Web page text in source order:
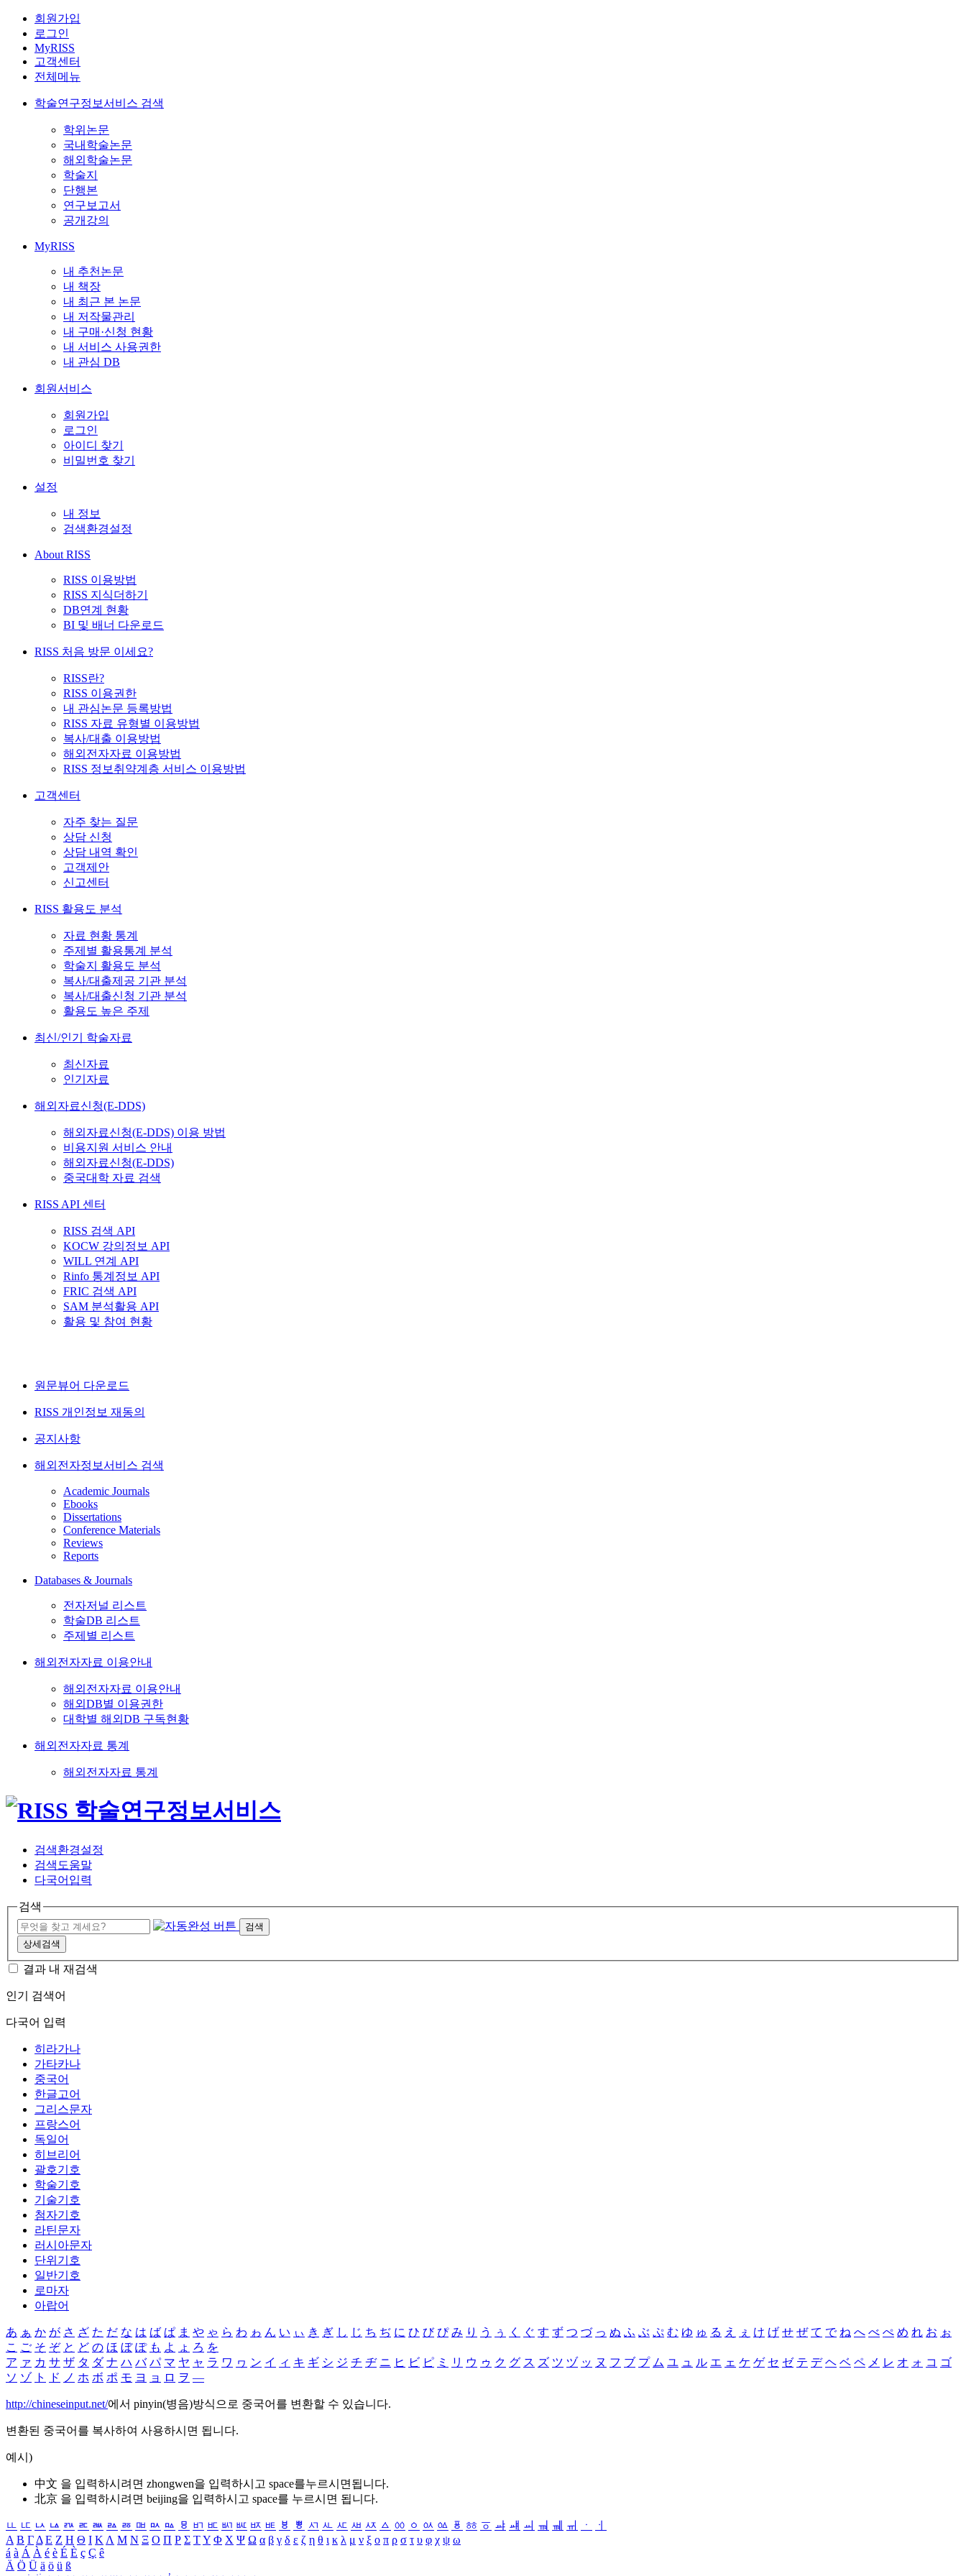
회원가입
로그인
MyRISS
고객센터
전체메뉴
학술연구정보서비스 검색
학위논문
국내학술논문
해외학술논문
학술지
단행본
연구보고서
공개강의
MyRISS
내 추천논문
내 책장
내 최근 본 논문
내 저작물관리
내 구매·신청 현황
내 서비스 사용권한
내 관심 DB
회원서비스
회원가입
로그인
아이디 찾기
비밀번호 찾기
설정
내 정보
검색환경설정
About RISS
RISS 이용방법
RISS 지식더하기
DB연계 현황
BI 및 배너 다운로드
RISS 처음 방문 이세요?
RISS란?
RISS 이용권한
내 관심논문 등록방법
RISS 자료 유형별 이용방법
복사/대출 이용방법
해외전자자료 이용방법
RISS 정보취약계층 서비스 이용방법
고객센터
자주 찾는 질문
상담 신청
상담 내역 확인
고객제안
신고센터
RISS 활용도 분석
자료 현황 통계
주제별 활용통계 분석
학술지 활용도 분석
복사/대출제공 기관 분석
복사/대출신청 기관 분석
활용도 높은 주제
최신/인기 학술자료
최신자료
인기자료
해외자료신청(E-DDS)
해외자료신청(E-DDS) 이용 방법
비용지원 서비스 안내
해외자료신청(E-DDS)
중국대학 자료 검색
RISS API 센터
RISS 검색 API
KOCW 강의정보 API
WILL 연계 API
Rinfo 통계정보 API
FRIC 검색 API
SAM 분석활용 API
활용 및 참여 현황
원문뷰어 다운로드
RISS 개인정보 재동의
공지사항
해외전자정보서비스 검색
Academic Journals
Ebooks
Dissertations
Conference Materials
Reviews
Reports
Databases & Journals
전자저널 리스트
학술DB 리스트
주제별 리스트
해외전자자료 이용안내
해외전자자료 이용안내
해외DB별 이용권한
대학별 해외DB 구독현황
해외전자자료 통계
해외전자자료 통계
검색환경설정
검색도움말
다국어입력
검색
검색
상세검색
결과 내 재검색
인기 검색어
다국어 입력
히라가나
가타카나
중국어
한글고어
그리스문자
프랑스어
독일어
히브리어
괄호기호
학술기호
기술기호
첨자기호
라틴문자
러시아문자
단위기호
일반기호
로마자
아랍어
あ ぁ か が さ ざ た だ な は ば ぱ ま や ゃ ら わ ゎ ん い ぃ き ぎ し じ ち ぢ に ひ び ぴ み り う ぅ く ぐ す ず つ づ っ ぬ ふ ぶ ぷ む ゆ ゅ る え ぇ け げ せ ぜ て で ね へ べ ぺ め れ お ぉ
こ ご そ ぞ と ど の ほ ぼ ぽ も よ ょ ろ を
ア ァ カ サ ザ タ ダ ナ ハ バ パ マ ヤ ャ ラ ワ ヮ ン イ ィ キ ギ シ ジ チ ヂ ニ ヒ ビ ピ ミ リ ウ ゥ ク グ ス ズ ツ ヅ ッ ヌ フ ブ プ ム ユ ュ ル エ ェ ケ ゲ セ ゼ テ デ ヘ ベ ペ メ レ オ ォ コ ゴ
ソ ゾ ト ド ノ ホ ボ ポ モ ヨ ョ ロ ヲ ―
http://chineseinput.net/에서 pinyin(병음)방식으로 중국어를 변환할 수 있습니다.
변환된 중국어를 복사하여 사용하시면 됩니다.
예시)
中文 을 입력하시려면 zhongwen을 입력하시고 space를누르시면됩니다.
北京 을 입력하시려면 beijing을 입력하시고 space를 누르시면 됩니다.
ㅥ ㅦ ㅧ ㅨ ㅩ ㅪ ㅫ ㅬ ㅭ ㅮ ㅯ ㅰ ㅱ ㅲ ㅳ ㅴ ㅵ ㅶ ㅷ ㅸ ㅹ ㅺ ㅻ ㅼ ㅽ ㅾ ㅿ ㆀ ㆁ ㆂ ㆃ ㆄ ㆅ ㆆ ㆇ ㆈ ㆉ ㆊ ㆋ ㆌ ㆍ
ㆎ
Α Β ΓΔ Ε Ζ Η Θ Ι ΚΛ Μ Ν Ξ Ο Π Ρ Σ ΤΥ Φ Χ Ψ Ω α β γ δ ε ζ η θ ι κ λ μ ν ξ ο π ρ σ τ υ φ χ ψ ω
á à Á À é è É È ç Ç ê
Ä Ö Ü ä ö ü ß